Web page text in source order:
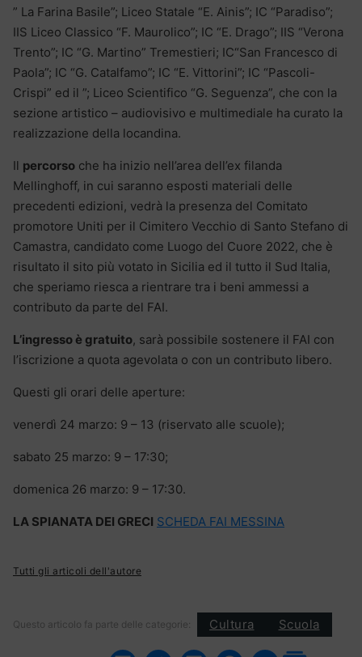
” La Farina Basile”; Liceo Statale “E. Ainis”; IC “Paradiso”;
IIS Liceo Classico “F. Maurolico”; IC “E. Drago”; IIS “Verona
Trento”; IC “G. Martino” Tremestieri; IC“San Francesco di
Paola”; IC “G. Catalfamo”; IC “E. Vittorini”; IC “Pascoli-
Crispi” ed il ”; Liceo Scientifico “G. Seguenza”, che con la
sezione artistico – audiovisivo e multimediale ha curato la
realizzazione della locandina.
Il percorso che ha inizio nell’area dell’ex filanda
Mellinghoff, in cui saranno esposti materiali delle
precedenti edizioni, vedrà la presenza del Comitato
promotore Uniti per il Cimitero Vecchio di Santo Stefano di
Camastra, candidato come Luogo del Cuore 2022, che è
risultato il sito più votato in Sicilia ed il tutto il Sud Italia,
che speriamo riesca a rientrare tra i beni ammessi a
contributo da parte del FAI.
L’ingresso è gratuito, sarà possibile sostenere il FAI con
l’iscrizione a quota agevolata o con un contributo libero.
Questi gli orari delle aperture:
venerdì 24 marzo: 9 – 13 (riservato alle scuole);
sabato 25 marzo: 9 – 17:30;
domenica 26 marzo: 9 – 17:30.
LA SPIANATA DEI GRECI SCHEDA FAI MESSINA
Tutti gli articoli dell'autore
Questo articolo fa parte delle categorie: Cultura Scuola